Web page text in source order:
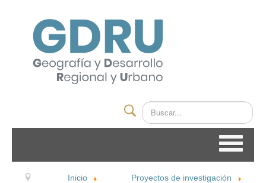
Buscar
INICIO
Inicio
Proyectos de investigación